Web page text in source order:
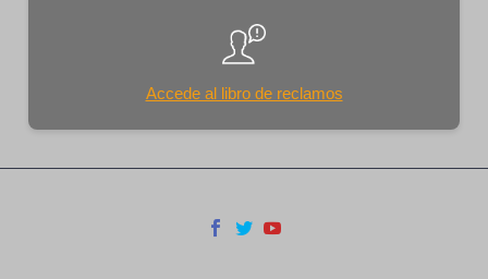
Accede al libro de reclamos